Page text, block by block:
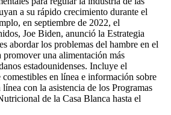
a su rápido crecimiento durante el
en septiembre de 2022, el
Joe Biden, anunció la Estrategia
abordar los problemas del hambre en el
promover una alimentación más
estadounidenses. Incluye el
en línea e información sobre
con la asistencia de los Programas
de la Casa Blanca hasta el